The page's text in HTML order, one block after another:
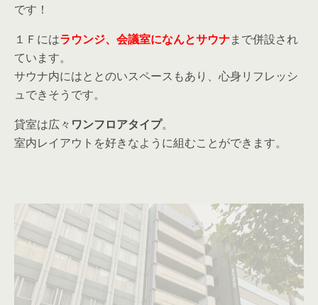
です！
１Ｆにはラウンジ、会議室になんとサウナまで併設され
ています。
サウナ内にはととのいスペースもあり、心身リフレッシ
ュできそうです。
貸室は広々 ワンフロアタイプ。
室内レイアウトを好きなように組むことができます。